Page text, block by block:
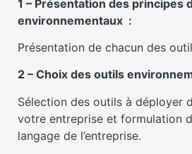
1 – Présentation des principes
environnementaux :
Présentation de chacun des
2 – Choix des outils
Sélection des outils à déployer
votre entreprise et formulation
langage de l’entreprise.